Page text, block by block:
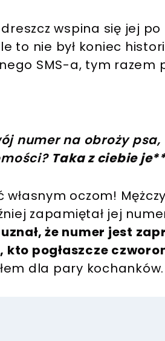
wspina się jej po
to nie był koniec
SMS-a, tym razem
numer na obroży
Taka z ciebie
własnym oczom!
zapamiętał jej
że numer jest
pogłaszcze
dla pary kochanków.